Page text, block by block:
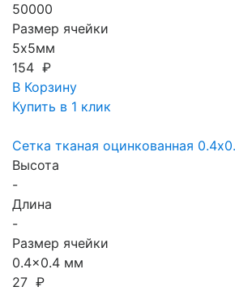
50000
Размер ячейки
5х5мм
154 ₽
В Корзину
Купить в 1 клик
Сетка тканая оцинкованная
Высота
-
Длина
-
Размер ячейки
0.4x0.4 мм
27 ₽